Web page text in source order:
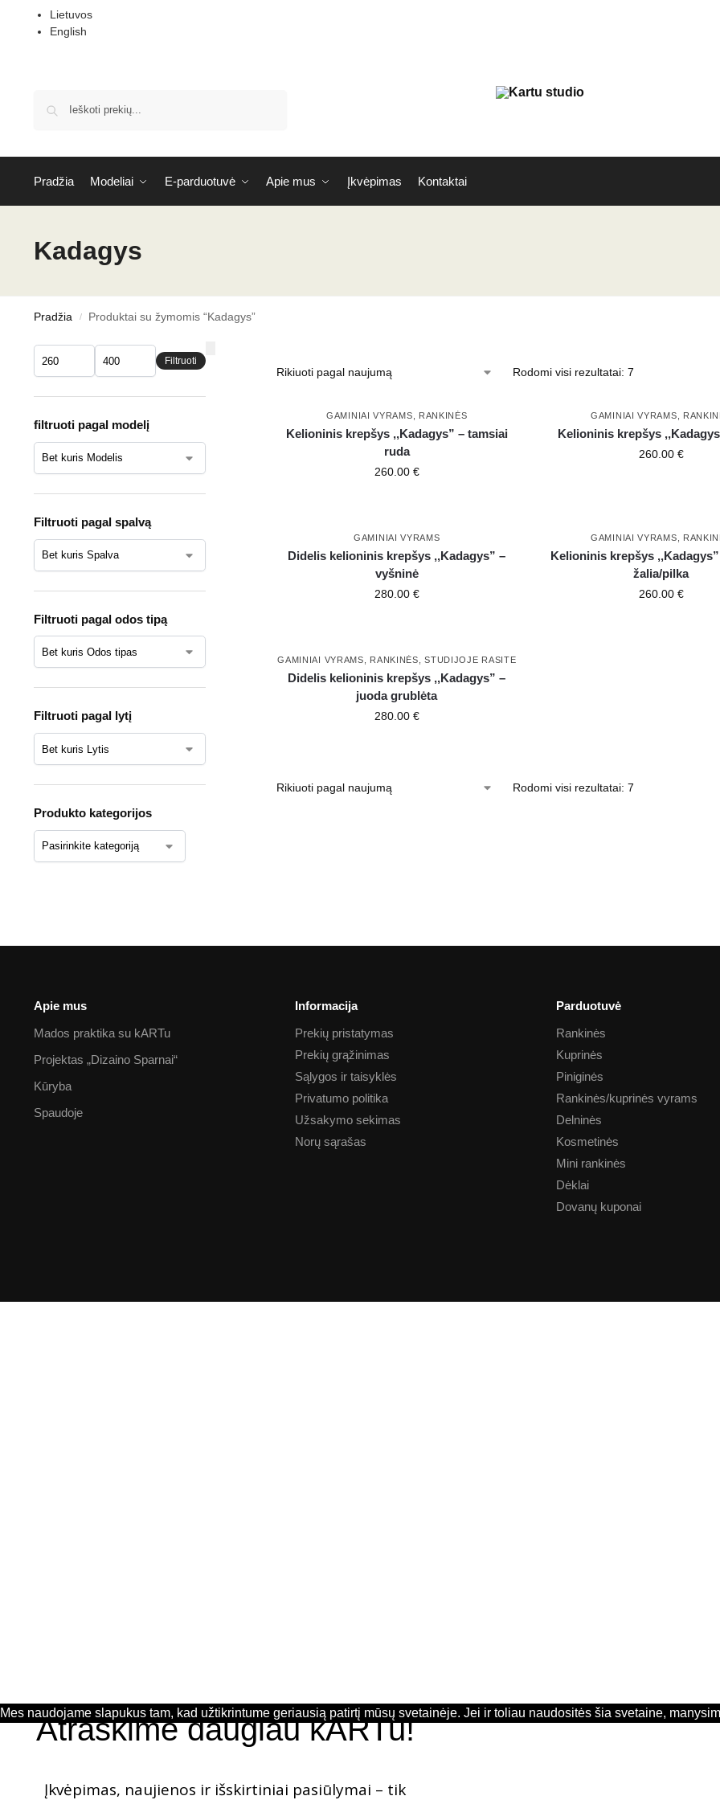
Lietuvos
English
Pradžia Modeliai E-parduotuvė Apie mus Įkvėpimas Kontaktai
Kadagys
Pradžia / Produktai su žymomis “Kadagys”
Rodomi visi rezultatai: 7
GAMINIAI VYRAMS RANKINĖS
Kelioninis krepšys ,,Kadagys” – tamsiai
ruda
260.00 €
GAMINIAI VYRAMS
Kelioninis krepšys
260.00 €
GAMINIAI VYRAMS
Didelis kelioninis krepšys ,,Kadagys” –
vyšninė
280.00 €
GAMINIAI VYRAMS
Kelioninis krepšys
žalia/pilka
260.00 €
GAMINIAI VYRAMS RANKINĖS ,STUDIJOJE RASITE
Didelis kelioninis krepšys ,,Kadagys” –
juoda grublėta
280.00 €
Rodomi visi rezultatai: 7
Filtruoti
filtruoti pagal modelį
Filtruoti pagal spalvą
Filtruoti pagal odos tipą
Filtruoti pagal lytį
Produkto kategorijos
Apie mus
Mados praktika su kARTu
Projektas „Dizaino Sparnai“
Kūryba
Spaudoje
Informacija
Prekių pristatymas
Prekių grąžinimas
Sąlygos ir taisyklės
Privatumo politika
Užsakymo sekimas
Norų sąrašas
Parduotuvė
Rankinės
Kuprinės
Piniginės
Rankinės/kuprinės vyrams
Delninės
Kosmetinės
Mini rankinės
Dėklai
Dovanų kuponai
Atraskime daugiau kARTu!
Įkvėpimas, naujienos ir išskirtiniai pasiūlymai – tik
Mes naudojame slapukus tam, kad užtikrintume geriausią patirtį mūsų svetainėje. Jei ir toliau naudositės šia svetaine,